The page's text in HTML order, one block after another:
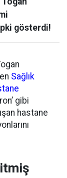
gösterdi!
Sağlık
gibi
hastane